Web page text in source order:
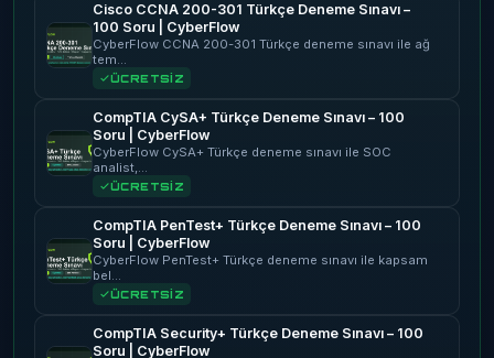
Cisco CCNA 200-301 Türkçe Deneme Sınavı –
100 Soru | CyberFlow
CyberFlow CCNA 200-301 Türkçe deneme sınavı ile ağ
tem…
ÜCRETSİZ
CompTIA CySA+ Türkçe Deneme Sınavı – 100
Soru | CyberFlow
CyberFlow CySA+ Türkçe deneme sınavı ile SOC
analist,…
ÜCRETSİZ
CompTIA PenTest+ Türkçe Deneme Sınavı – 100
Soru | CyberFlow
CyberFlow PenTest+ Türkçe deneme sınavı ile kapsam
bel…
ÜCRETSİZ
CompTIA Security+ Türkçe Deneme Sınavı – 100
Soru | CyberFlow